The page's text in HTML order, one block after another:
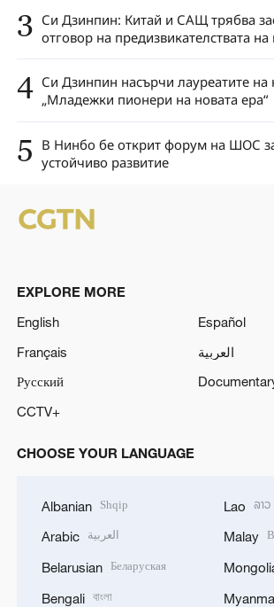
3 Си Дзинпин: Китай и САЩ трябва
отговор на предизвикателствата
4 Си Дзинпин насърчи лауреатите на
„Младежки пионери на новата ера“
5 В Нинбо бе открит форум на ШОС
устойчиво развитие
EXPLORE MORE
English
Español
Français
العربية
Русский
CCTV+
CHOOSE YOUR LANGUAGE
Albanian Shqip
Arabic العربية
Belarusian Беларуская
Bengali বাংলা
Lao ລາວ
Malay